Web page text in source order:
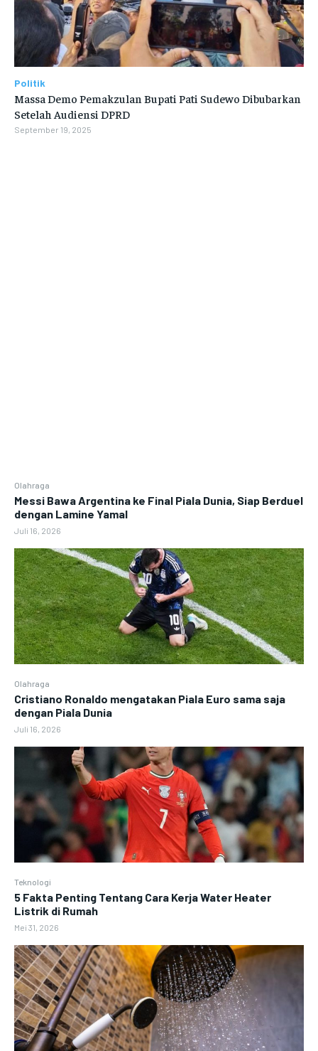
Olahraga
Messi Bawa Argentina ke Final Piala Dunia, Siap Berduel
dengan Lamine Yamal
Juli 16, 2026
Olahraga
Cristiano Ronaldo mengatakan Piala Euro sama saja
dengan Piala Dunia
Juli 16, 2026
Teknologi
5 Fakta Penting Tentang Cara Kerja Water Heater
Listrik di Rumah
Mei 31, 2026
Politik
Massa Demo Pemakzulan Bupati Pati Sudewo Dibubarkan
Setelah Audiensi DPRD
September 19, 2025